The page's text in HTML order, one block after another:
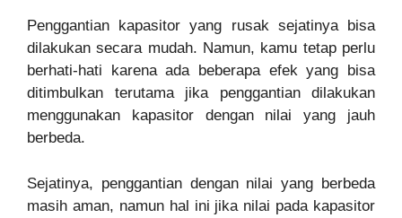
Penggantian kapasitor yang rusak sejatinya bisa
dilakukan secara mudah. Namun, kamu tetap perlu
berhati-hati karena ada beberapa efek yang bisa
ditimbulkan terutama jika penggantian dilakukan
menggunakan kapasitor dengan nilai yang jauh
berbeda.
Sejatinya, penggantian dengan nilai yang berbeda
masih aman, namun hal ini jika nilai pada kapasitor